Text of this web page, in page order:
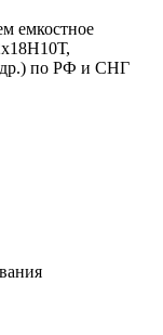
емкостное
др.) по РФ и СНГ